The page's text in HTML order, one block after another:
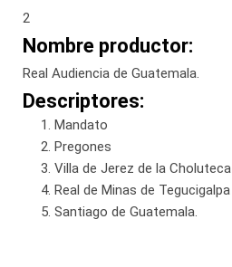
2
Nombre productor:
Real Audiencia de Guatemala.
Descriptores:
Mandato
Pregones
Villa de Jerez de la Choluteca
Real de Minas de Tegucigalpa
Santiago de Guatemala.